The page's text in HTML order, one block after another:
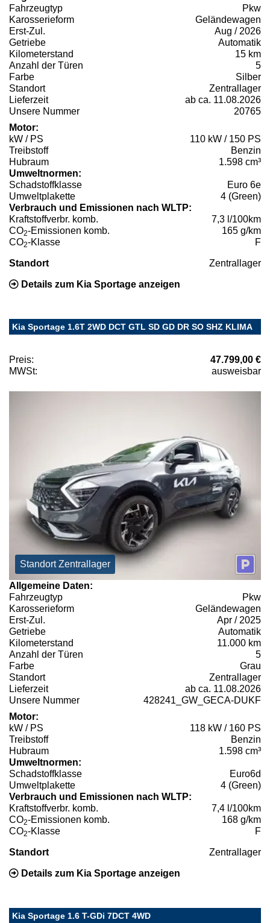
Fahrzeugtyp
Pkw
Karosserieform
Geländewagen
Erst-Zul.
Aug / 2026
Getriebe
Automatik
Kilometerstand
15 km
Anzahl der Türen
5
Farbe
Silber
Standort
Zentrallager
Lieferzeit
ab ca. 11.08.2026
Unsere Nummer
20765
Motor:
kW / PS
110 kW / 150 PS
Treibstoff
Benzin
Hubraum
1.598 cm³
Umweltnormen:
Schadstoffklasse
Euro 6e
Umweltplakette
4 (Green)
Verbrauch und Emissionen nach WLTP:
Kraftstoffverbr. komb.
7,3 l/100km
CO2-Emissionen komb.
165 g/km
CO2-Klasse F
Standort Zentrallager
Details zum Kia Sportage anzeigen
Kia Sportage 1.6T 2WD DCT GTL SD GD DR SO SHZ KLIMA
Preis:
47.799,00 €
MWSt:
ausweisbar
Standort Zentrallager
Allgemeine Daten:
Fahrzeugtyp
Pkw
Karosserieform
Geländewagen
Erst-Zul.
Apr / 2025
Getriebe
Automatik
Kilometerstand
11.000 km
Anzahl der Türen
5
Farbe
Grau
Standort
Zentrallager
Lieferzeit
ab ca. 11.08.2026
Unsere Nummer
428241_GW_GECA-DUKF
Motor:
kW / PS
118 kW / 160 PS
Treibstoff
Benzin
Hubraum
1.598 cm³
Umweltnormen:
Schadstoffklasse
Euro6d
Umweltplakette
4 (Green)
Verbrauch und Emissionen nach WLTP:
Kraftstoffverbr. komb.
7,4 l/100km
CO2-Emissionen komb.
168 g/km
CO2-Klasse F
Standort Zentrallager
Details zum Kia Sportage anzeigen
Kia Sportage 1.6 T-GDi 7DCT 4WD